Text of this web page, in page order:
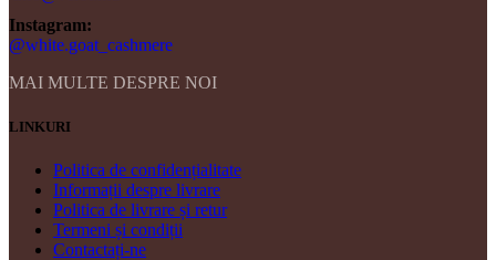
Instagram:
@white.goat_cashmere
MAI MULTE DESPRE NOI
LINKURI
Politica de confidențialitate
Informații despre livrare
Politica de livrare și retur
Termeni și condiții
Contactați-ne